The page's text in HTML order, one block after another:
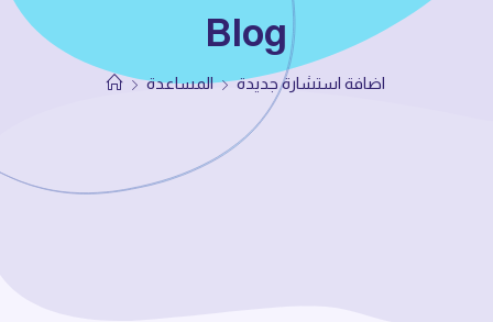
Blog
المساعدة اضافة استشارة جديدة